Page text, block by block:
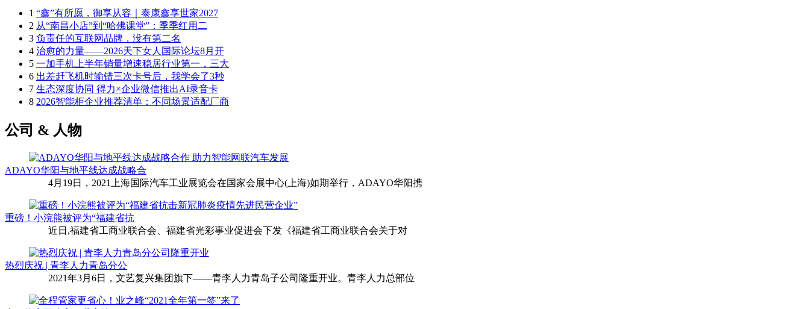
1 “鑫”有所愿，御享从容｜泰康鑫享世家2027
2 从“南昌小店”到“哈佛课堂”：季季红用二
3 负责任的互联网品牌，没有第二名
4 治愈的力量——2026天下女人国际论坛8月开
5 一加手机上半年销量增速稳居行业第一，三大
6 出差赶飞机时输错三次卡号后，我学会了3秒
7 生态深度协同 得力×企业微信推出AI录音卡
8 2026智能柜企业推荐清单：不同场景适配厂商
公司 & 人物
ADAYO华阳与地平线达成战略合
4月19日，2021上海国际汽车工业展览会在国家会展中心(上海)如期举行，ADAYO华阳携
重磅！小浣熊被评为“福建省抗
近日,福建省工商业联合会、福建省光彩事业促进会下发《福建省工商业联合会关于对
热烈庆祝 | 青李人力青岛分公
2021年3月6日，文艺复兴集团旗下——青李人力青岛子公司隆重开业。青李人力总部位